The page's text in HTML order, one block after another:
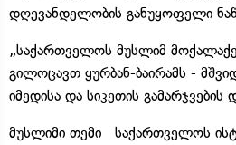
დღევანდელობის განუყოფელი
„საქართველოს მუსლიმ
გილოცავთ ყურბან-ბაირამს -
იმედისა და სიკეთის გამარჯვების
მუსლიმი თემი საქართველოს